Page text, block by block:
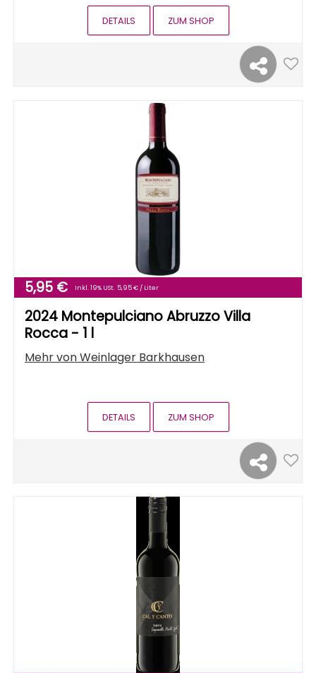
DETAILS ZUM SHOP
5,95 € Inkl. 19% USt. 5,95 € / Liter
2024 Montepulciano Abruzzo Villa
Rocca - 1 l
Mehr vonWeinlager Barkhausen
DETAILS ZUM SHOP